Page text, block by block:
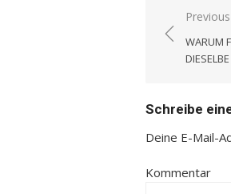
WARUM
Schreibe
Deine E-Mail-
Kommentar